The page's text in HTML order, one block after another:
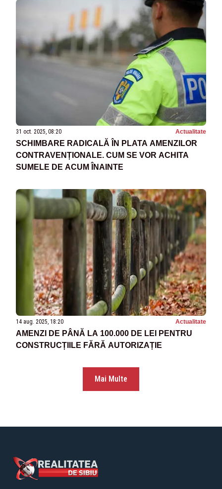
31 oct. 2025, 08:20 Actualitate
SCHIMBARE RADICALĂ ÎN PLATA AMENZILOR
CONTRAVENȚIONALE. CUM SE VOR ACHITA
SUMELE DE ACUM ÎNAINTE
14 aug. 2025, 18:20 Actualitate
AMENZI DE PÂNĂ LA 100.000 DE LEI PENTRU
CONSTRUCȚIILE FĂRĂ AUTORIZAȚIE
Mai Multe